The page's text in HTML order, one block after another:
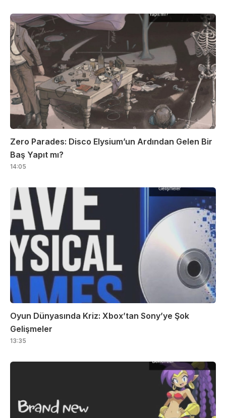
Zero Parades: Disco Elysium’un Ardından Gelen Bir
Baş Yapıt mı?
14:05
Oyun Dünyasında Kriz: Xbox’tan Sony’ye Şok
Gelişmeler
13:35